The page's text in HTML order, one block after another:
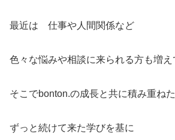
最近は 仕事や人間関係など
色々な悩みや相談に来られる方も増え
そこでbonton.の成長と共に積み重ね
ずっと続けて来た学びを基に